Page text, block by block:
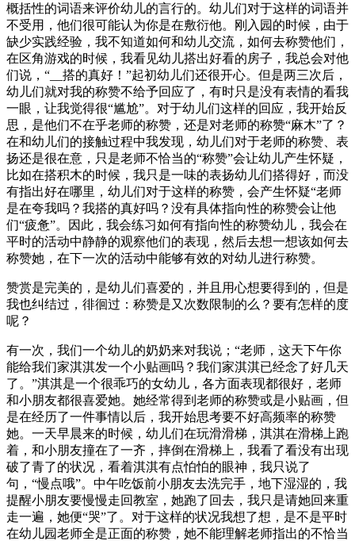
概括性的词语来评价幼儿的言行的。幼儿们对于这样的词语并
不受用，他们很可能认为你是在敷衍他。刚入园的时候，由于
缺少实践经验，我不知道如何和幼儿交流，如何去称赞他们，
在区角游戏的时候，我看见幼儿搭出好看的房子，我总会对他
们说，“__搭的真好！”起初幼儿们还很开心。但是两三次后，
幼儿们就对我的称赞不给予回应了，有时只是没有表情的看我
一眼，让我觉得很“尴尬”。对于幼儿们这样的回应，我开始反
思，是他们不在乎老师的称赞，还是对老师的称赞“麻木”了？
在和幼儿们的接触过程中我发现，幼儿们对于老师的称赞、表
扬还是很在意，只是老师不恰当的“称赞”会让幼儿产生怀疑，
比如在搭积木的时候，我只是一味的表扬幼儿们搭得好，而没
有指出好在哪里，幼儿们对于这样的称赞，会产生怀疑“老师
是在夸我吗？我搭的真好吗？没有具体指向性的称赞会让他
们“疲惫”。因此，我会练习如何有指向性的称赞幼儿，我会在
平时的活动中静静的观察他们的表现，然后去想一想该如何去
称赞她，在下一次的活动中能够有效的对幼儿进行称赞。
赞赏是完美的，是幼儿们喜爱的，并且用心想要得到的，但是
我也纠结过，徘徊过：称赞是又次数限制的么？要有怎样的度
呢？
有一次，我们一个幼儿的奶奶来对我说；“老师，这天下午你
能给我们家淇淇发一个小贴画吗？我们家淇淇已经念了好几天
了。”淇淇是一个很乖巧的女幼儿，各方面表现都很好，老师
和小朋友都很喜爱她。她经常得到老师的称赞或是小贴画，但
是在经历了一件事情以后，我开始思考要不好高频率的称赞
她。一天早晨来的时候，幼儿们在玩滑滑梯，淇淇在滑梯上跑
着，和小朋友撞在了一齐，摔倒在滑梯上，我看了看没有出现
破了青了的状况，看着淇淇有点怕怕的眼神，我只说了
句，“慢点哦”。中午吃饭前小朋友去洗完手，地下湿湿的，我
提醒小朋友要慢慢走回教室，她跑了回去，我只是请她回来重
走一遍，她便“哭”了。对于这样的状况我想了想，是不是平时
在幼儿园老师全是正面的称赞，她不能理解老师指出的不恰当